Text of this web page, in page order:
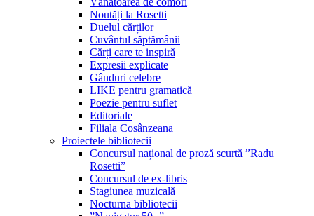
Noutăți la Rosetti
Duelul cărților
Cuvântul săptămânii
Cărți care te inspiră
Expresii explicate
Gânduri celebre
LIKE pentru gramatică
Poezie pentru suflet
Editoriale
Filiala Cosânzeana
Proiectele bibliotecii
Concursul național de proză scurtă ”Radu
Rosetti”
Concursul de ex-libris
Stagiunea muzicală
Nocturna bibliotecii